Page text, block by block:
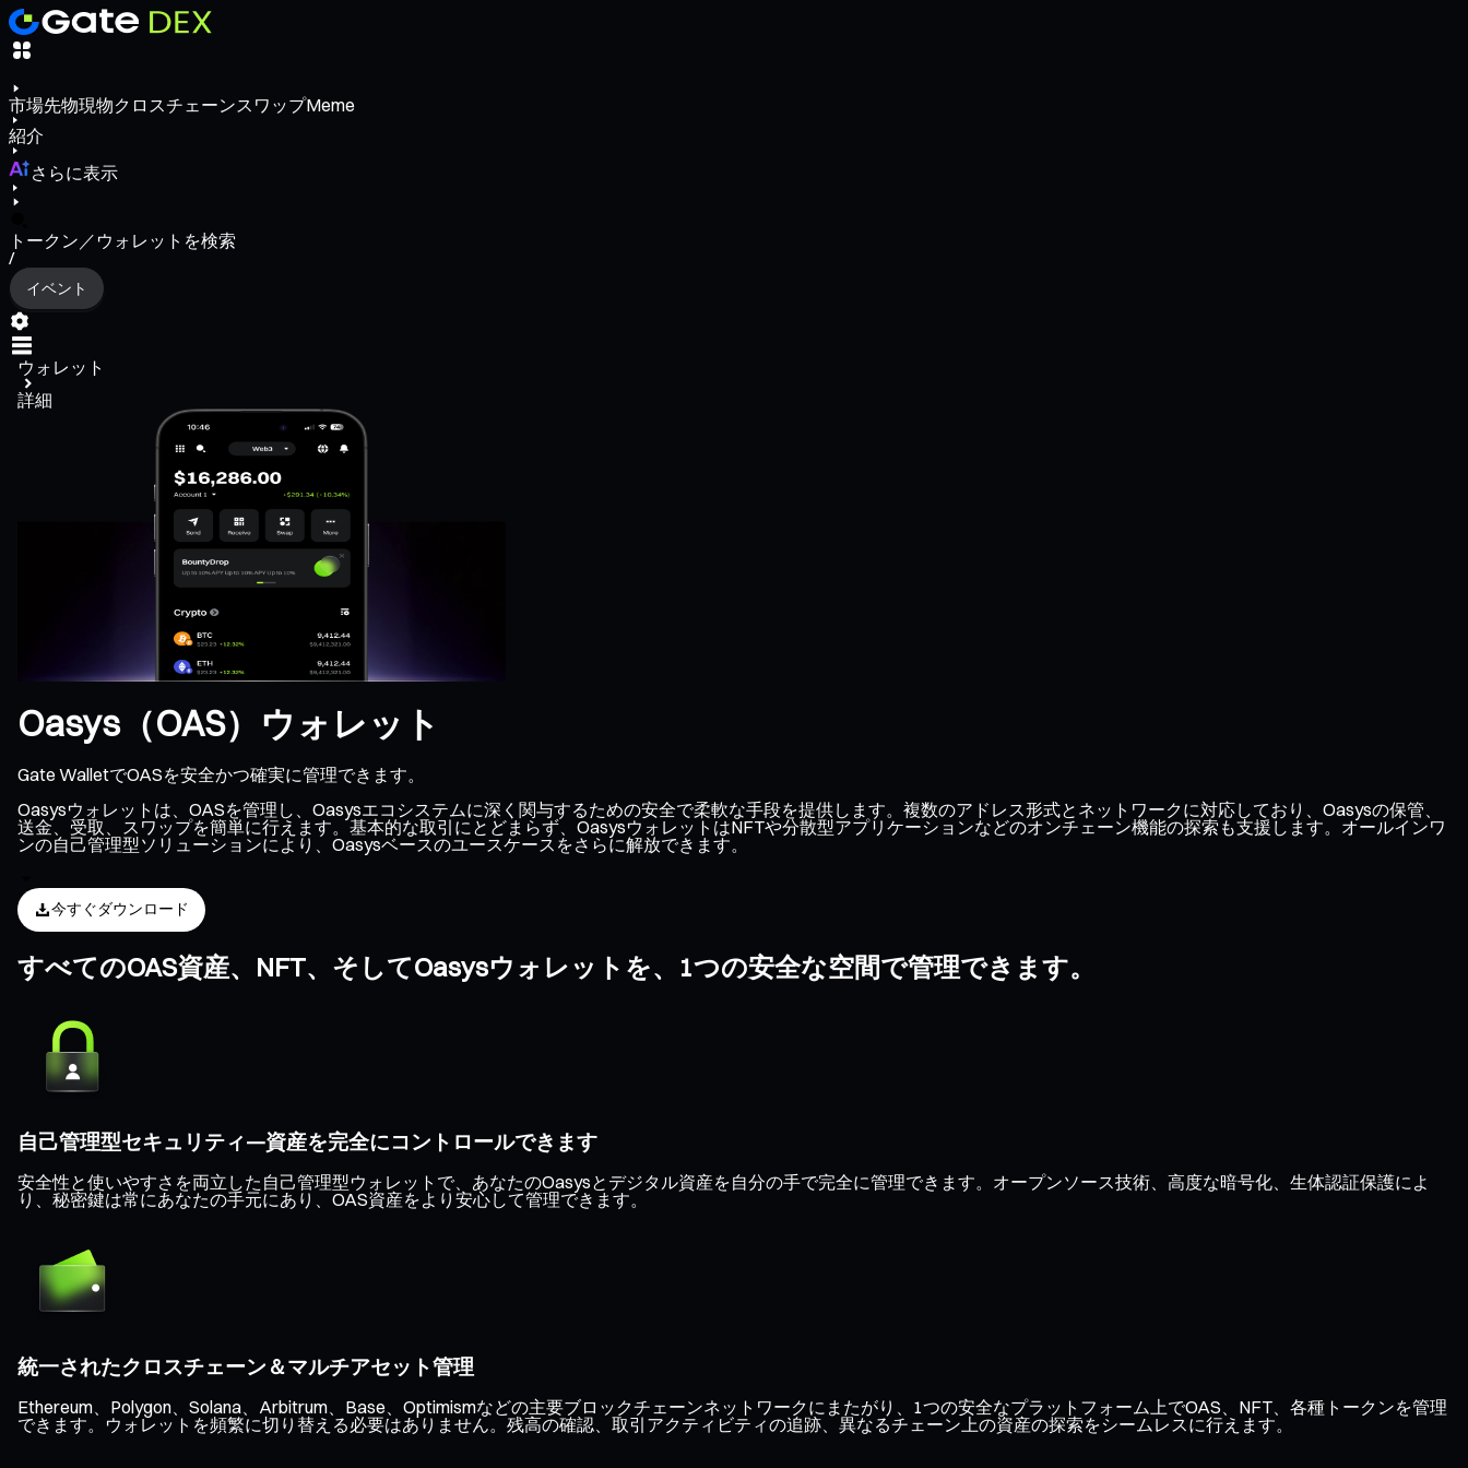
市場先物現物クロスチェーンスワップMeme
紹介
さらに表示
トークン／ウォレットを検索
/
イベント
ウォレット
詳細
Oasys（OAS）ウォレット
Gate WalletでOASを安全かつ確実に管理できます。
Oasysウォレットは、OASを管理し、Oasysエコシステムに深く関与するための安全で柔軟な手段を提供します。複数のアドレス形式とネットワークに対応しており、Oasysの保管、
送金、受取、スワップを簡単に行えます。基本的な取引にとどまらず、OasysウォレットはNFTや分散型アプリケーションなどのオンチェーン機能の探索も支援します。オールインワ
ンの自己管理型ソリューションにより、Oasysベースのユースケースをさらに解放できます。
今すぐダウンロード
すべてのOAS資産、NFT、そしてOasysウォレットを、1つの安全な空間で管理できます。
自己管理型セキュリティ—資産を完全にコントロールできます
安全性と使いやすさを両立した自己管理型ウォレットで、あなたのOasysとデジタル資産を自分の手で完全に管理できます。オープンソース技術、高度な暗号化、生体認証保護によ
り、秘密鍵は常にあなたの手元にあり、OAS資産をより安心して管理できます。
統一されたクロスチェーン＆マルチアセット管理
Ethereum、Polygon、Solana、Arbitrum、Base、Optimismなどの主要ブロックチェーンネットワークにまたがり、1つの安全なプラットフォーム上でOAS、NFT、各種トークンを管理
できます。ウォレットを頻繁に切り替える必要はありません。残高の確認、取引アクティビティの追跡、異なるチェーン上の資産の探索をシームレスに行えます。